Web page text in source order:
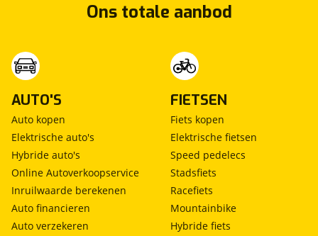
Ons totale aanbod
AUTO'S
Auto kopen
Elektrische auto's
Hybride auto's
Online Autoverkoopservice
Inruilwaarde berekenen
Auto financieren
Auto verzekeren
FIETSEN
Fiets kopen
Elektrische fietsen
Speed pedelecs
Stadsfiets
Racefiets
Mountainbike
Hybride fiets